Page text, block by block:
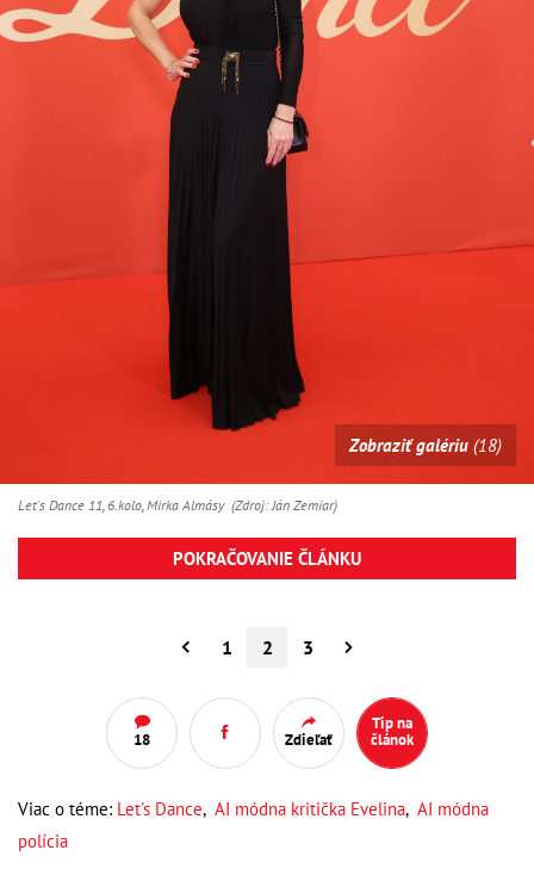
Zobraziť galériu (18)
Let's Dance 11, 6.kolo, Mirka Almásy (Zdroj: Ján Zemiar)
POKRAČOVANIE ČLÁNKU
1 2 3
18 Zdieľať
Tip na
článok
Viac o téme: Let's Dance, AI módna kritička Evelina, AI módna
polícia